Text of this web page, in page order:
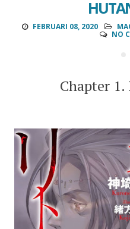
FEBRUARI 08, 2020
NO
Chapter